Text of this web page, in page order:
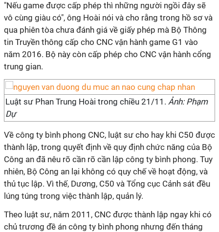
"Nếu game được cấp phép thì những người ngồi đây sẽ
vô cùng giàu có", ông Hoài nói và cho rằng trong hồ sơ và
qua phiên tòa chưa đánh giá về giấy phép mà Bộ Thông
tin Truyền thông cấp cho CNC vận hành game G1 vào
năm 2016. Bộ này còn cấp phép cho CNC vận hành cổng
trung gian.
Luật sư Phan Trung Hoài trong chiều 21/11. Ảnh: Phạm
Dự
Về công ty bình phong CNC, luật sư cho hay khi C50 được
thành lập, trong quyết định về quy định chức năng của Bộ
Công an đã nêu rõ cần rõ cần lập công ty bình phong. Tuy
nhiên, Bộ Công an lại không có quy chế về hoạt động, và
thủ tục lập. Vì thế, Dương, C50 và Tổng cục Cảnh sát đều
lúng túng trong việc thành lập, quản lý.
Theo luật sư, năm 2011, CNC được thành lập ngay khi có
chủ trương đề án công ty bình phong nhưng đến tháng